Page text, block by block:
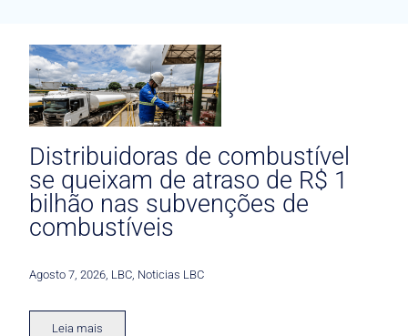
Distribuidoras de combustível
se queixam de atraso de R$ 1
bilhão nas subvenções de
combustíveis
Agosto 7, 2026 LBC Noticias LBC
Leia mais